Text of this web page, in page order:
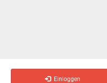
Einloggen